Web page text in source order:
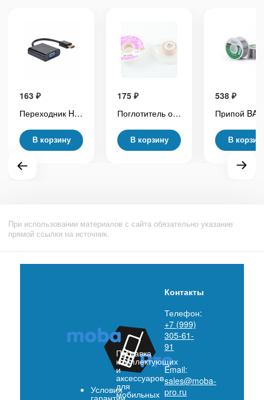
163 ₽
Переходник HDMI (F) - VGA (M) Черный
В корзину
175 ₽
Поглотитель олова (оплётка) Goot Wick (2.0 мм*1.5 м)
В корзину
538 ₽
В
При использовании материалов с сайта обязательно указание
прямой ссылки на источник.
Условия
гарантии
Поставка
комплектующих
и
аксессуаров
для
мобильных
Контакты
Телефон:
+7 (999)
305-61-
91
Email:
sales@moba-
pro.ru